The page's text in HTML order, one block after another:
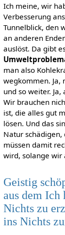
Ich meine, wir
Verbesserung
Tunnelblick, den
an anderen
auslöst. Da gibt
man also
wegkommen. Ja,
und so weiter.
Wir brauchen
ist, die alles gut
lösen. Und das
Natur schädigen,
müssen damit
wird, solange wir
Geistig
aus dem Ich
Nichts zu
ins Nichts